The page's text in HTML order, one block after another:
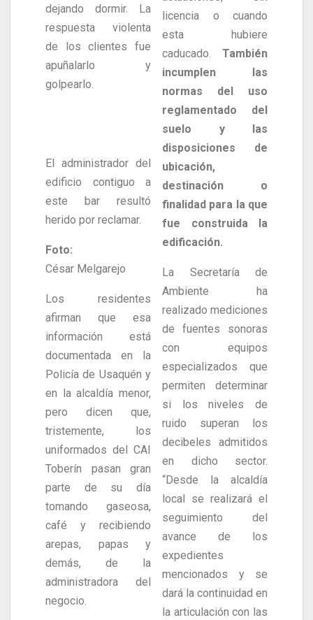
dejando dormir. La
respuesta violenta
de los clientes fue
apuñalarlo y
golpearlo.
El administrador del
edificio contiguo a
este bar resultó
herido por reclamar.
Foto:
César Melgarejo
Los residentes
afirman que esa
información está
documentada en la
Policía de Usaquén y
en la alcaldía menor,
pero dicen que,
tristemente, los
uniformados del CAI
Toberín pasan gran
parte de su día
tomando gaseosa,
café y recibiendo
arepas, papas y
demás, de la
administradora del
negocio.
licencia o cuando
esta hubiere
caducado. También
incumplen las
normas del uso
reglamentado del
suelo y las
disposiciones de
ubicación,
destinación o
finalidad para la que
fue construida la
edificación.
La Secretaría de
Ambiente ha
realizado mediciones
de fuentes sonoras
con equipos
especializados que
permiten determinar
si los niveles de
ruido superan los
decibeles admitidos
en dicho sector.
“Desde la alcaldía
local se realizará el
seguimiento del
avance de los
expedientes
mencionados y se
dará la continuidad en
la articulación con las